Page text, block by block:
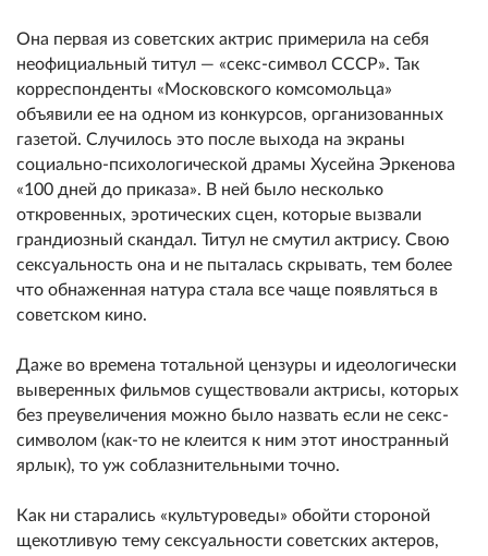
Она первая из советских актрис примерила на себя
неофициальный титул — «секс-символ СССР». Так
корреспонденты «Московского комсомольца»
объявили ее на одном из конкурсов, организованных
газетой. Случилось это после выхода на экраны
социально-психологической драмы Хусейна Эркенова
«100 дней до приказа». В ней было несколько
откровенных, эротических сцен, которые вызвали
грандиозный скандал. Титул не смутил актрису. Свою
сексуальность она и не пыталась скрывать, тем более
что обнаженная натура стала все чаще появляться в
советском кино.
Даже во времена тотальной цензуры и идеологически
выверенных фильмов существовали актрисы, которых
без преувеличения можно было назвать если не секс-
символом (как-то не клеится к ним этот иностранный
ярлык), то уж соблазнительными точно.
Как ни старались «культуроведы» обойти стороной
щекотливую тему сексуальности советских актеров,